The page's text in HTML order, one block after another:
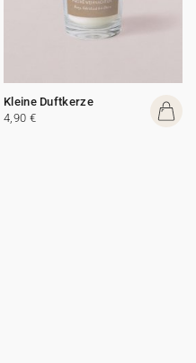
Kleine Duftkerze
4,90 €